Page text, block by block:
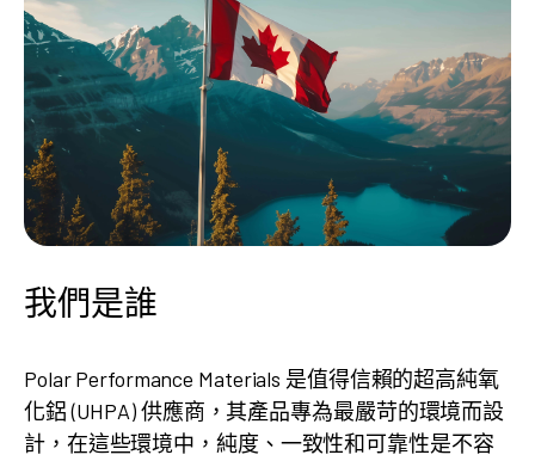
我們是誰
Polar Performance Materials 是值得信賴的超高純氧
化鋁 (UHPA) 供應商，其產品專為最嚴苛的環境而設
計，在這些環境中，純度、一致性和可靠性是不容